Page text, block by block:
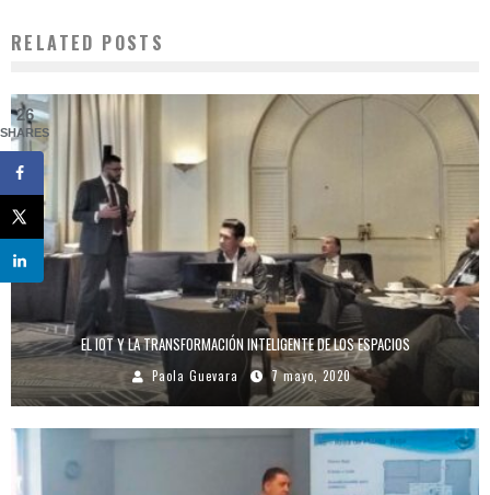
RELATED POSTS
EL IOT Y LA TRANSFORMACIÓN INTELIGENTE DE LOS ESPACIOS
Paola Guevara 7 mayo, 2020
26
SHARES